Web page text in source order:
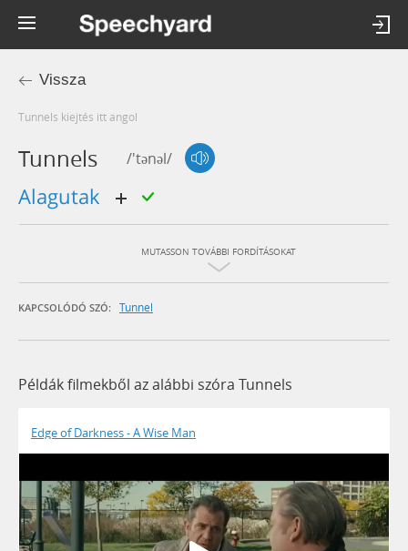
Vissza
tunnels kiejtés itt angol
Tunnels /'tənəl/
alagutak
MUTASSON TOVÁBBI FORDÍTÁSOKAT
KAPCSOLÓDÓ SZÓ: Tunnel
Példák filmekből az alábbi szóra Tunnels
Edge of Darkness - A Wise Man